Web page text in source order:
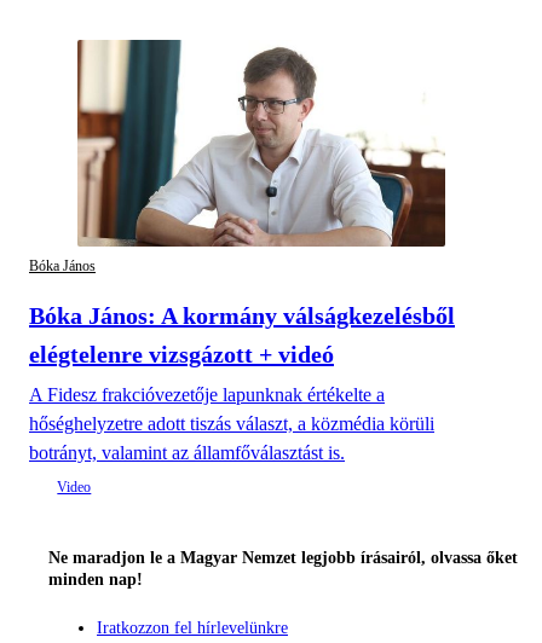
Bóka János
Bóka János: A kormány válságkezelésből
elégtelenre vizsgázott + videó
A Fidesz frakcióvezetője lapunknak értékelte a
hőséghelyzetre adott tiszás választ, a közmédia körüli
botrányt, valamint az államfőválasztást is.
Ne maradjon le a Magyar Nemzet legjobb írásairól, olvassa őket
minden nap!
Iratkozzon fel hírlevelünkre